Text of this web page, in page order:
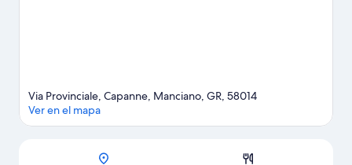
Via Provinciale, Capanne, Manciano, GR, 58014
Ver en el mapa